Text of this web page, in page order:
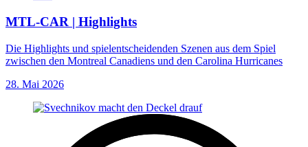
MTL-CAR | Highlights
Die Highlights und spielentscheidenden Szenen aus dem Spiel
zwischen den Montreal Canadiens und den Carolina Hurricanes
28. Mai 2026